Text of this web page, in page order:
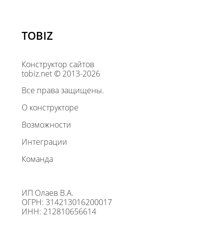
TOBIZ
Конструктор сайтов
tobiz.net © 2013-2026
Все права защищены.
О конструкторе
Возможности
Интеграции
Команда
ИП Олаев В.А.
ОГРН: 314213016200017
ИНН: 212810656614